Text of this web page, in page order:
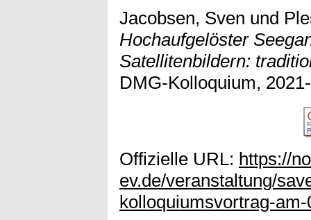
Jacobsen, Sven und
Hochaufgelöster
Satellitenbildern:
DMG-Kolloquium,
Offizielle URL: https://
ev.de/veranstaltung/
kolloquiumsvortrag-am-